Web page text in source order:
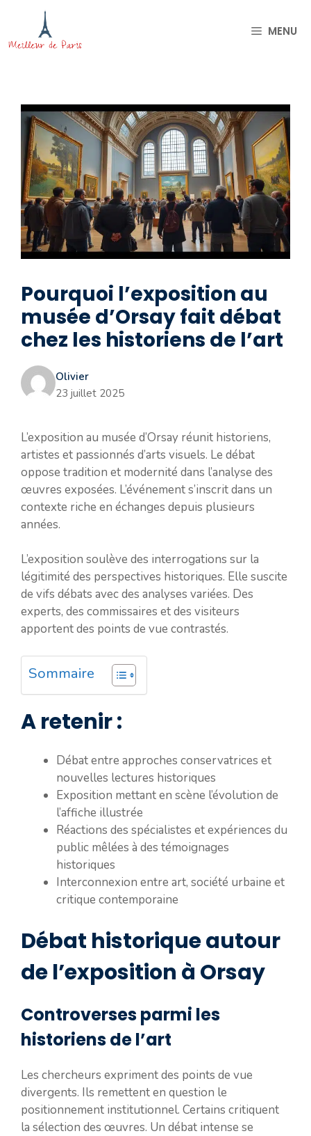
contenu
MENU
Pourquoi l’exposition au
musée d’Orsay fait débat
chez les historiens de l’art
Olivier
23 juillet 2025
L’exposition au musée d’Orsay réunit historiens,
artistes et passionnés d’arts visuels. Le débat
oppose tradition et modernité dans l’analyse des
œuvres exposées. L’événement s’inscrit dans un
contexte riche en échanges depuis plusieurs
années.
L’exposition soulève des interrogations sur la
légitimité des perspectives historiques. Elle suscite
de vifs débats avec des analyses variées. Des
experts, des commissaires et des visiteurs
apportent des points de vue contrastés.
Sommaire
A retenir :
Débat entre approches conservatrices et
nouvelles lectures historiques
Exposition mettant en scène l’évolution de
l’affiche illustrée
Réactions des spécialistes et expériences du
public mêlées à des témoignages
historiques
Interconnexion entre art, société urbaine et
critique contemporaine
Débat historique autour
de l’exposition à Orsay
Controverses parmi les
historiens de l’art
Les chercheurs expriment des points de vue
divergents. Ils remettent en question le
positionnement institutionnel. Certains critiquent
la sélection des œuvres. Un débat intense se